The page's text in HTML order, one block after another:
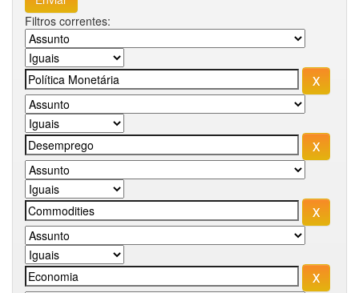
Filtros correntes: